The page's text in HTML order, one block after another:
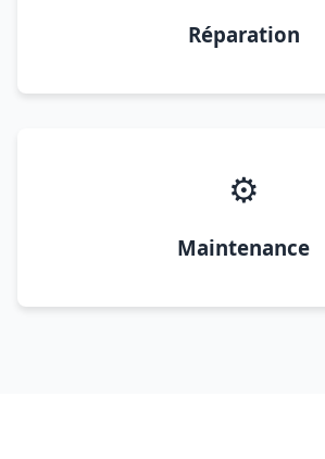
Réparation
⚙️
Maintenance